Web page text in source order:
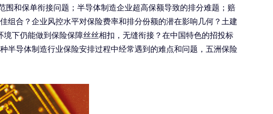
和保单衔接问题；半导体制造企业超高保额导致的排分难题；赔
组合？企业风控水平对保险费率和排分份额的潜在影响几何？土建
下仍能做到保险保障丝丝相扣，无缝衔接？在中国特色的招投标
半导体制造行业保险安排过程中经常遇到的难点和问题，五洲保险